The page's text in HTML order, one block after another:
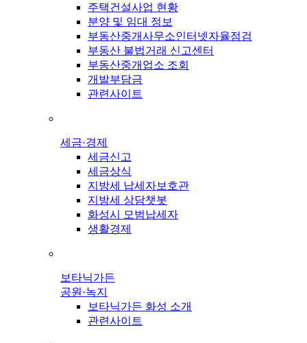
주택건설사업 현황
분양 및 임대 정보
부동산중개사무소인터넷자율점검
부동산 불법거래 신고센터
부동산중개업소 조회
개발부담금
관련사이트
세금·경제
세금신고
세금상식
지방세 납세자보호관
지방세 상담챗봇
화성시 모범납세자
생활경제
보타닉가든
공원·녹지
보타닉가든 화성 소개
관련사이트